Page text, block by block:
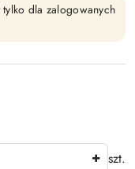
dla zalogowanych
szt.